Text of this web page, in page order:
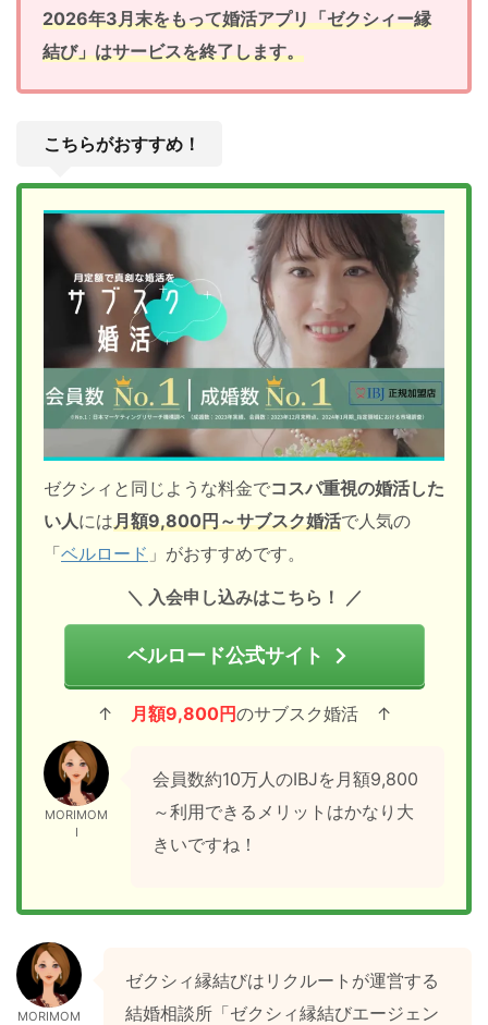
2026年3月末をもって婚活アプリ「ゼクシィー縁
結び」はサービスを終了します。
こちらがおすすめ！
ゼクシィと同じような料金でコスパ重視の婚活した
い人には月額9,800円～サブスク婚活で人気の
「ベルロード 」がおすすめです。
＼ 入会申し込みはこちら！
／
ベルロード公式サイト
↑ 月額9,800円のサブスク婚活 ↑
MORIMOM
I
会員数約10万人のIBJを月額9,800
～利用できるメリットはかなり大
きいですね！
MORIMOM
ゼクシィ縁結びはリクルートが運営する
結婚相談所「ゼクシィ縁結びエージェン